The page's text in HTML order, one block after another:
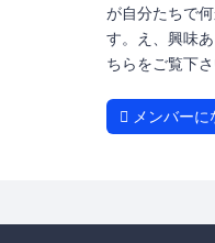
が自分たちで
す。え、興味
ちらをご覧下
メンバーに